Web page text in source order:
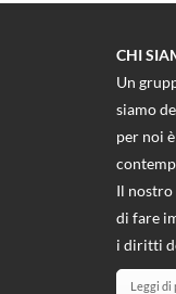
CHI
Un
siamo
per noi
Il nostro
di fare
i diritti
Leggi di